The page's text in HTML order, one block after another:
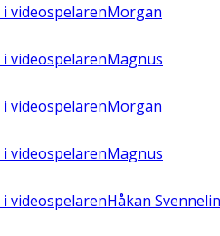
i videospelarenMorgan
i videospelarenMagnus
i videospelarenMorgan
i videospelarenMagnus
i videospelarenHåkan